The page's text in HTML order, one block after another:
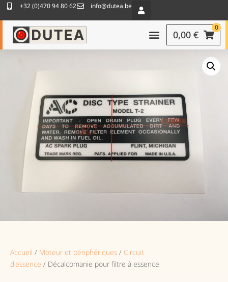
+32 (0)470 94 80 62 info@dutea.be
0
0,00 €
Accueil / Moteur et périphériques / Circuit
d'essence / Décalcomanie pour filtre à essence